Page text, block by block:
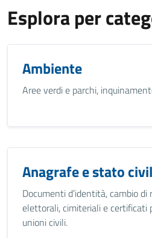
Esplora per
Ambiente
Aree verdi e parchi,
Anagrafe e stato
Documenti d’identità, cambio di
elettorali, cimiteriali e certificati
unioni civili.